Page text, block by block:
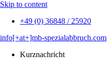
Skip to content
+49 (0) 36848 / 25920
info[+at+]mb-spezialabbruch.com
Kurznachricht